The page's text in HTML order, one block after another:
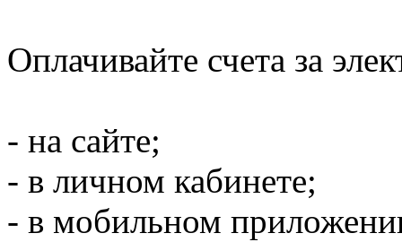
Оплачивайте счета за
- на сайте;
- в личном кабинете;
- в мобильном